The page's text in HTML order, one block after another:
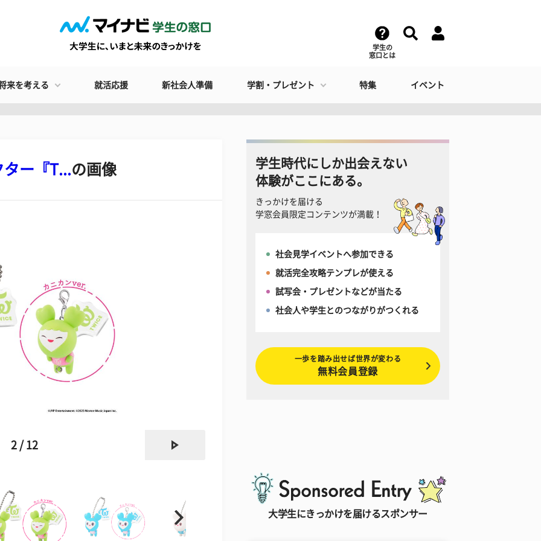
学生の
窓口とは
来を考える 就活応援 新社会人準備 学割・プレゼント 特集 イベント
ター『T...の画像
2 / 12
学生時代にしか出会えない
体験がここにある。
きっかけを届ける
学窓会員限定コンテンツが満載！
社会見学イベントへ参加できる
就活完全攻略テンプレが使える
試写会・プレゼントなどが当たる
社会人や学生とのつながりがつくれる
一歩を踏み出せば世界が変わる
無料会員登録
大学生にきっかけを届けるスポンサー